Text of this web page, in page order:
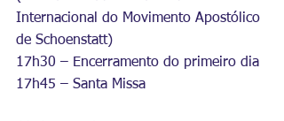
Internacional do Movimento Apostólico
de Schoenstatt)
17h30 – Encerramento do primeiro dia
17h45 – Santa Missa